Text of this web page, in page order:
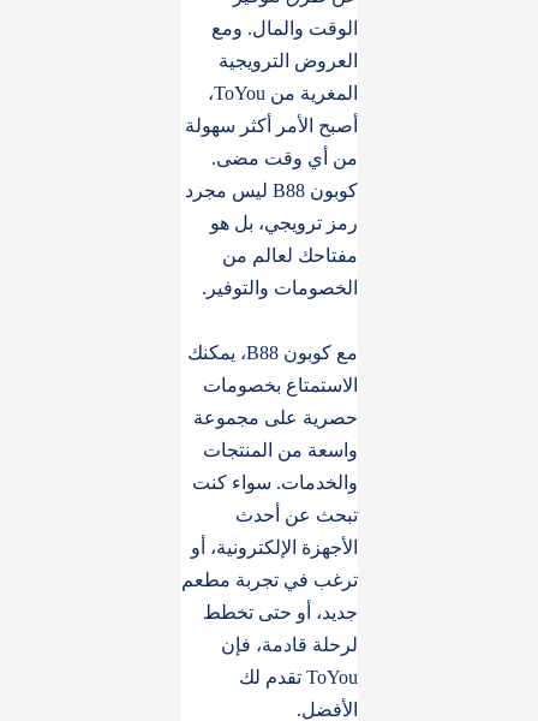
الوقت والمال. ومع
العروض الترويجية
المغرية من ToYou،
أصبح الأمر أكثر سهولة
من أي وقت مضى.
كوبون B88 ليس مجرد
رمز ترويجي، بل هو
مفتاحك لعالم من
الخصومات والتوفير.
مع كوبون B88، يمكنك
الاستمتاع بخصومات
حصرية على مجموعة
واسعة من المنتجات
والخدمات. سواء كنت
تبحث عن أحدث
الأجهزة الإلكترونية، أو
ترغب في تجربة مطعم
جديد، أو حتى تخطط
لرحلة قادمة، فإن
ToYou تقدم لك
الأفضل.